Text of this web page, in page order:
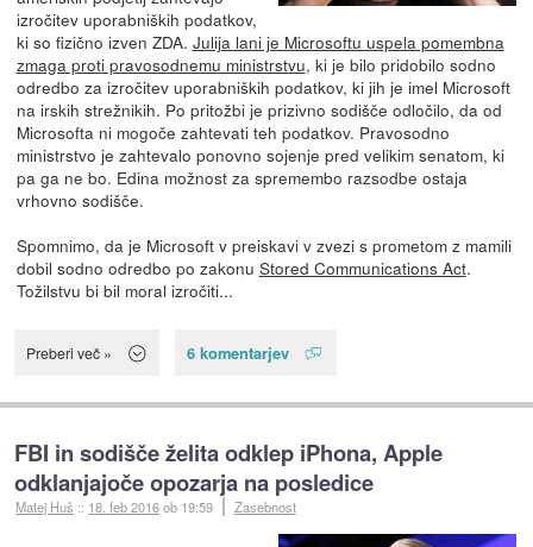
izročitev uporabniških podatkov,
ki so fizično izven ZDA. Julija lani je Microsoftu uspela pomembna
zmaga proti pravosodnemu ministrstvu, ki je bilo pridobilo sodno
odredbo za izročitev uporabniških podatkov, ki jih je imel Microsoft
na irskih strežnikih. Po pritožbi je prizivno sodišče odločilo, da od
Microsofta ni mogoče zahtevati teh podatkov. Pravosodno
ministrstvo je zahtevalo ponovno sojenje pred velikim senatom, ki
pa ga ne bo. Edina možnost za spremembo razsodbe ostaja
vrhovno sodišče.
Spomnimo, da je Microsoft v preiskavi v zvezi s prometom z mamili
dobil sodno odredbo po zakonu Stored Communications Act.
Tožilstvu bi bil moral izročiti...
Preberi več » 6 komentarjev
FBI in sodišče želita odklep iPhona, Apple
odklanjajoče opozarja na posledice
Matej Huš :: 18. feb 2016ob 19:59 Zasebnost